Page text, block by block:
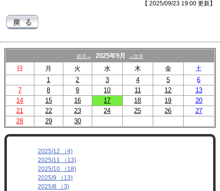
【 2025/09/23 19:00 更新】
前月← 2025年9月 →次月
日 月 火 水 木 金
土
1
2 3 4 5
6
7
8 9 10 11 12
13
14
15 16 17 18 19
20
21
22 23 24 25 26
27
28
29 30
2025/12 （4)
2025/11 （13)
2025/10 （18)
2025/9 （13)
2025/8 （3)